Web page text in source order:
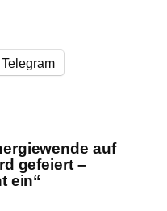
Telegram
auf
gefeiert –
ein“